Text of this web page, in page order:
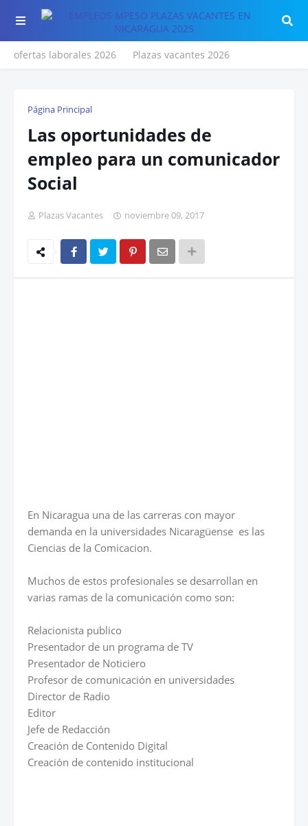
ofertas laborales 2026 Plazas vacantes 2026
Página Principal
Las oportunidades de
empleo para un comunicador
Social
Plazas Vacantes noviembre 09, 2017
En Nicaragua una de las carreras con mayor
demanda en la universidades Nicaragüense es las
Ciencias de la Comicacion.
Muchos de estos profesionales se desarrollan en
varias ramas de la comunicación como son:
Relacionista publico
Presentador de un programa de TV
Presentador de Noticiero
Profesor de comunicación en universidades
Director de Radio
Editor
Jefe de Redacción
Creación de Contenido Digital
Creación de contenido institucional